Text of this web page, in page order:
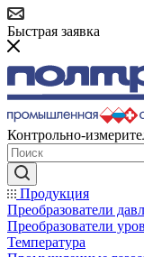
Быстрая заявка
Контрольно-
Продукция
Преобразователи
Преобразователи
Температура